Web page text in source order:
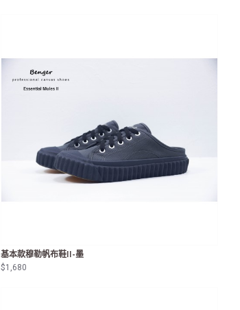
基本款穆勒帆布鞋II-墨
$1,680